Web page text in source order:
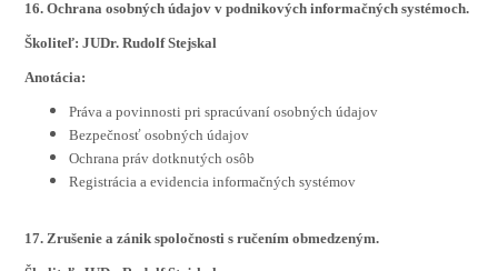
16. Ochrana osobných údajov v podnikových informačných systémoch.
Školiteľ: JUDr. Rudolf Stejskal
Anotácia:
Práva a povinnosti pri spracúvaní osobných údajov
Bezpečnosť osobných údajov
Ochrana práv dotknutých osôb
Registrácia a evidencia informačných systémov
17. Zrušenie a zánik spoločnosti s ručením obmedzeným.